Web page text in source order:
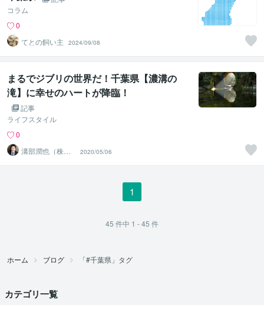
コラム
0
てとの飼い主
2024/09/08
まるでジブリの世界だ！千葉県【濃溝の
滝】に幸せのハートが降臨！
記事
ライフスタイル
0
溝部潤也（株式
会社ウェブトラ
ベル）
2020/05/06
1
45 件中 1 - 45 件
ホーム ブログ 「#千葉県」タグ
カテゴリ一覧